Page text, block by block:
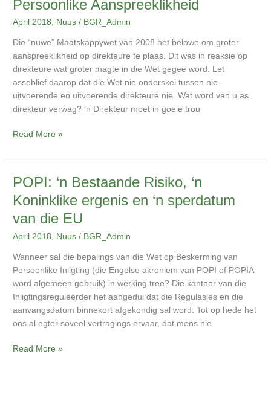
Persoonlike Aanspreeklikheid
April 2018, Nuus / BGR_Admin
Die “nuwe” Maatskappywet van 2008 het belowe om groter
aanspreeklikheid op direkteure te plaas. Dit was in reaksie op
direkteure wat groter magte in die Wet gegee word. Let
asseblief daarop dat die Wet nie onderskei tussen nie-
uitvoerende en uitvoerende direkteure nie. Wat word van u as
direkteur verwag? ‘n Direkteur moet in goeie trou
Debakel
Beklemtoon
Blootstelling
Aan
Persoonlike
Aanspreeklikheid
Read More »
POPI: ‘n Bestaande Risiko, ‘n
Koninklike ergenis en ‘n sperdatum
van die EU
April 2018, Nuus / BGR_Admin
Wanneer sal die bepalings van die Wet op Beskerming van
Persoonlike Inligting (die Engelse akroniem van POPI of POPIA
word algemeen gebruik) in werking tree? Die kantoor van die
Inligtingsreguleerder het aangedui dat die Regulasies en die
aanvangsdatum binnekort afgekondig sal word. Tot op hede het
ons al egter soveel vertragings ervaar, dat mens nie
POPI:
Bestaande
Risiko,
‘n
ergenis
en
‘n
sperdatum
van
die
Read More »